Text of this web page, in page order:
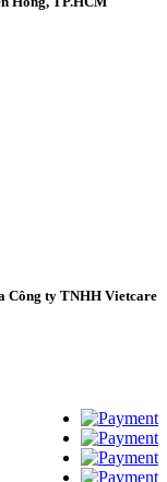
Công ty TNHH Vietcare